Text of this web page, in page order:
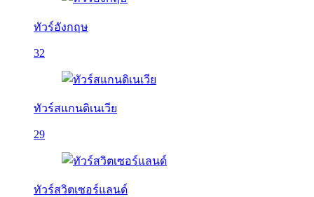
ทัวร์อังกฤษ
32
ทัวร์สแกนดิเนเวีย
29
ทัวร์สวิตเซอร์แลนด์